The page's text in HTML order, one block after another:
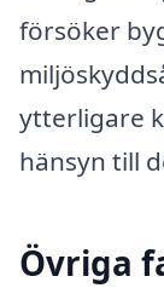
försöker
ytterligare
hänsyn till
Övriga